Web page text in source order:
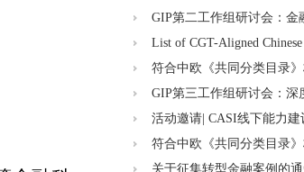
GIP第二工作组研讨会：金
List of CGT-Aligned
符合中欧《共同分类目录
GIP第三工作组研讨会：深
活动邀请| CASI线下能力
符合中欧《共同分类目录
关于征集转型金融案例的